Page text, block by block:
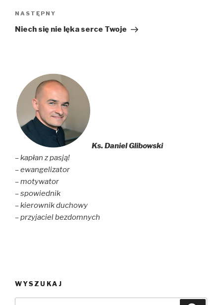
Następny
wpis
NASTĘPNY
Niech się nie lęka serce Twoje
Ks. Daniel Glibowski
– kapłan z pasją!
– ewangelizator
– motywator
– spowiednik
– kierownik duchowy
– przyjaciel bezdomnych
WYSZUKAJ